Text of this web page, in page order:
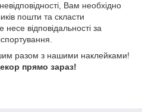
Вам необхідно
пошти та скласти
несе відповідальності за
разом з нашими наклейками!
прямо зараз!